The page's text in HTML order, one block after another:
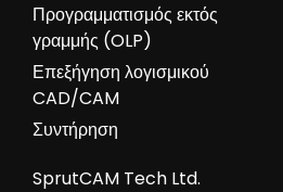
Προγραμματισμός εκτός
γραμμής (OLP)
Επεξήγηση λογισμικού
CAD/CAM
Συντήρηση
SprutCAM Tech Ltd.